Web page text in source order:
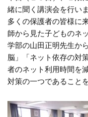
緒に聞く講演会を行い
多くの保護者の皆様に
師から見た子どものネ
学部の山田正明先生か
脳」「ネット依存の対
者のネット利用時間を
対策の一つであること